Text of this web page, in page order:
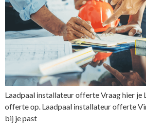
Laadpaal installateur offerte Vraag hier je
offerte op. Laadpaal installateur offerte
bij je past